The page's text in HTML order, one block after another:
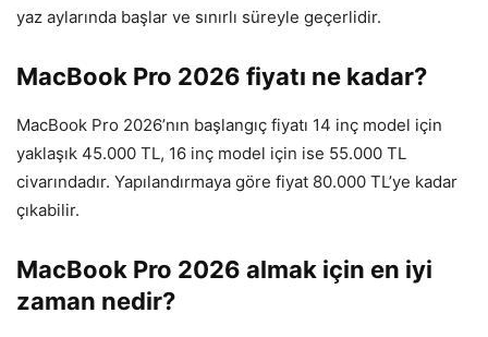
yaz aylarında başlar ve sınırlı süreyle geçerlidir.
MacBook Pro 2026 fiyatı ne kadar?
MacBook Pro 2026’nın başlangıç fiyatı 14 inç model için
yaklaşık 45.000 TL, 16 inç model için ise 55.000 TL
civarındadır. Yapılandırmaya göre fiyat 80.000 TL’ye kadar
çıkabilir.
MacBook Pro 2026 almak için en iyi
zaman nedir?